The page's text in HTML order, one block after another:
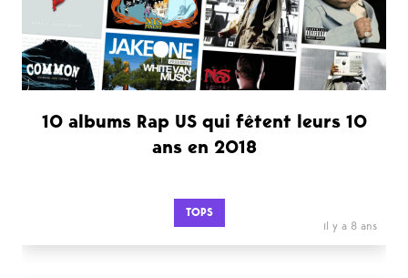
10 albums Rap US qui fêtent leurs 10
ans en 2018
TOPS
il y a 8 ans